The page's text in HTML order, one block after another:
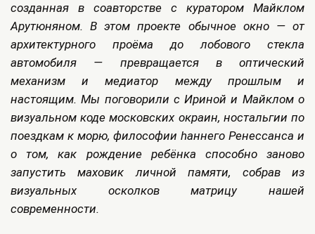
созданная в соавторстве с куратором Майклом
Арутюняном. В этом проекте обычное окно — от
архитектурного проёма до лобового стекла
автомобиля — превращается в оптический
механизм и медиатор между прошлым и
настоящим. Мы поговорили с Ириной и Майклом о
визуальном коде московских окраин, ностальгии по
поездкам к морю, философии hаннего Ренессанса и
о том, как рождение ребёнка способно заново
запустить маховик личной памяти, собрав из
визуальных осколков матрицу нашей
современности.